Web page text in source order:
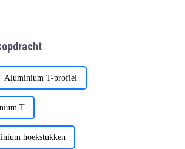
Aluminium T-profiel
T
hoekstukken